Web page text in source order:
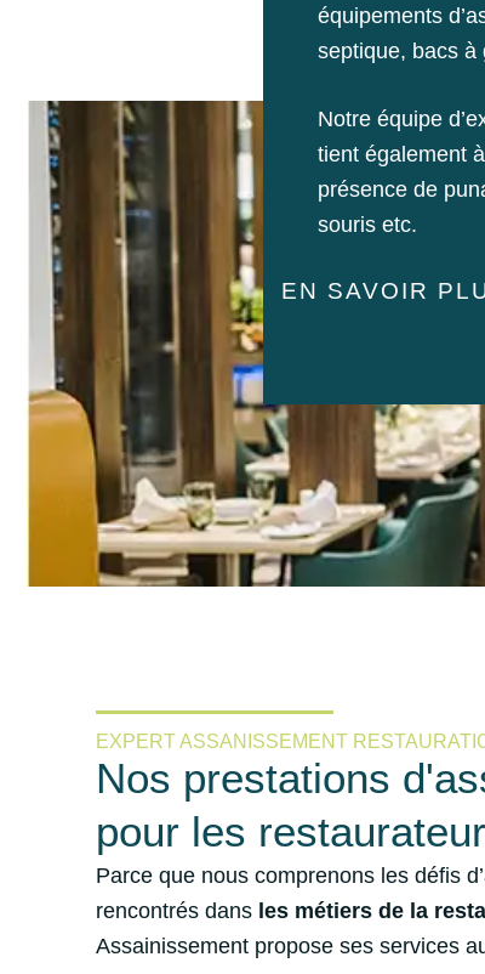
équipements
septique, bacs à
Notre équipe
tient également
présence de
souris etc.
EN SAVOIR
EXPERT ASSANISSEMENT
Nos prestations
pour les
Parce que nous comprenons les défis
rencontrés dans les métiers de la
Assainissement propose ses services